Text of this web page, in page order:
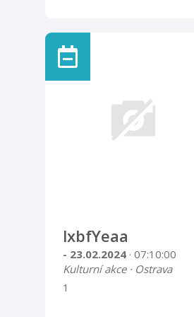
lxbfYeaa
- 23.02.2024 · 07:10:00
Kulturní akce · Ostrava
1